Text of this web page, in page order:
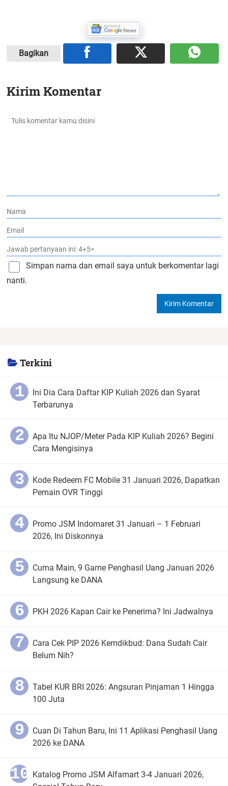
Bagikan
Kirim Komentar
Simpan nama dan email saya untuk berkomentar lagi
nanti.
Terkini
Ini Dia Cara Daftar KIP Kuliah 2026 dan Syarat
Terbarunya
Apa Itu NJOP/Meter Pada KIP Kuliah 2026? Begini
Cara Mengisinya
Kode Redeem FC Mobile 31 Januari 2026, Dapatkan
Pemain OVR Tinggi
Promo JSM Indomaret 31 Januari – 1 Februari
2026, Ini Diskonnya
Cuma Main, 9 Game Penghasil Uang Januari 2026
Langsung ke DANA
PKH 2026 Kapan Cair ke Penerima? Ini Jadwalnya
Cara Cek PIP 2026 Kemdikbud: Dana Sudah Cair
Belum Nih?
Tabel KUR BRI 2026: Angsuran Pinjaman 1 Hingga
100 Juta
Cuan Di Tahun Baru, Ini 11 Aplikasi Penghasil Uang
2026 ke DANA
Katalog Promo JSM Alfamart 3-4 Januari 2026,